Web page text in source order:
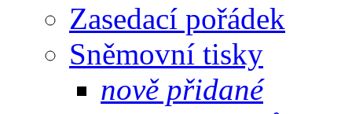
Zasedací pořádek
Sněmovní tisky
nově přidané